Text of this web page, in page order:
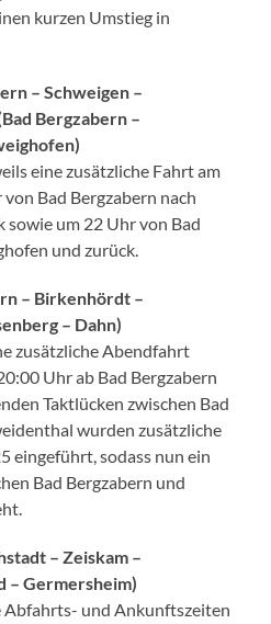
kurzen Umstieg in
– Schweigen –
Bergzabern –
eine zusätzliche Fahrt am
Bad Bergzabern nach
um 22 Uhr von Bad
und zurück.
– Birkenhördt –
– Dahn)
zusätzliche Abendfahrt
Uhr ab Bad Bergzabern
Taktlücken zwischen Bad
wurden zusätzliche
eingeführt, sodass nun ein
Bad Bergzabern und
– Zeiskam –
– Germersheim)
Abfahrts- und Ankunftszeiten